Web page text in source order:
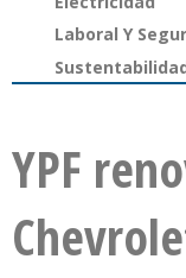
Laboral Y
YPF